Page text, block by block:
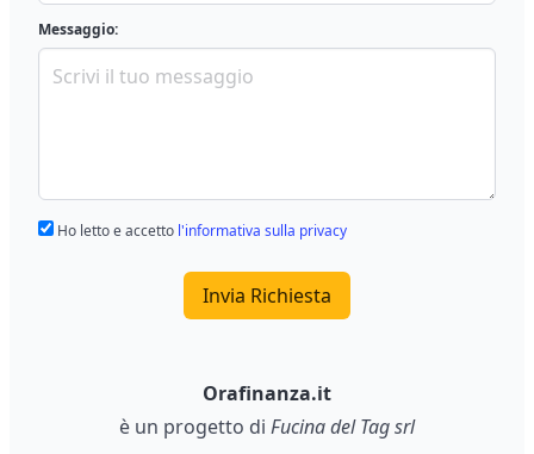
Messaggio:
Ho letto e accetto l'informativa sulla privacy
Invia Richiesta
Orafinanza.it
è un progetto di Fucina del Tag srl